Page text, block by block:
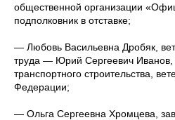
общественной организации
подполковник в отставке;
— Любовь Васильевна Дробяк,
труда — Юрий Сергеевич Иванов,
транспортного строительства,
Федерации;
— Ольга Сергеевна Хромцева,